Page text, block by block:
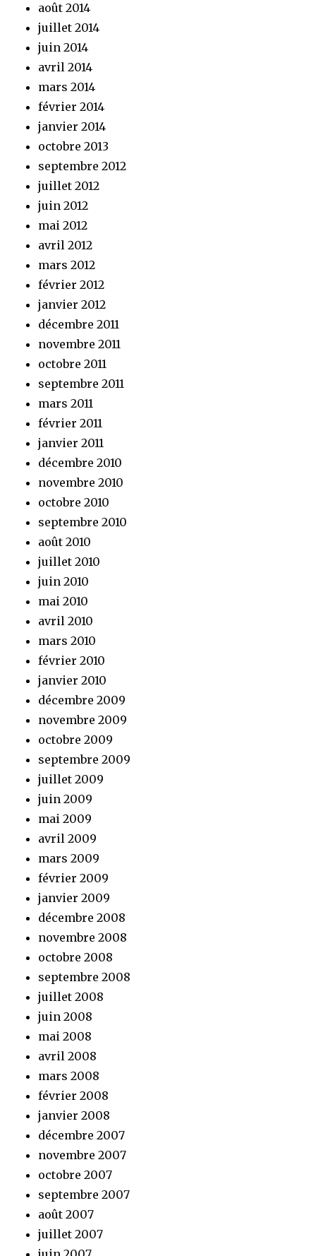
août 2014
juillet 2014
juin 2014
avril 2014
mars 2014
février 2014
janvier 2014
octobre 2013
septembre 2012
juillet 2012
juin 2012
mai 2012
avril 2012
mars 2012
février 2012
janvier 2012
décembre 2011
novembre 2011
octobre 2011
septembre 2011
mars 2011
février 2011
janvier 2011
décembre 2010
novembre 2010
octobre 2010
septembre 2010
août 2010
juillet 2010
juin 2010
mai 2010
avril 2010
mars 2010
février 2010
janvier 2010
décembre 2009
novembre 2009
octobre 2009
septembre 2009
juillet 2009
juin 2009
mai 2009
avril 2009
mars 2009
février 2009
janvier 2009
décembre 2008
novembre 2008
octobre 2008
septembre 2008
juillet 2008
juin 2008
mai 2008
avril 2008
mars 2008
février 2008
janvier 2008
décembre 2007
novembre 2007
octobre 2007
septembre 2007
août 2007
juillet 2007